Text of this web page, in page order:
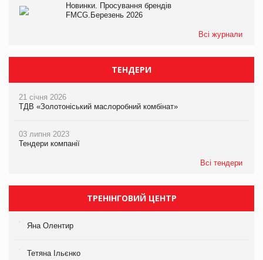
Новинки. Просування брендів
FMCG.Березень 2026
Всі журнали
ТЕНДЕРИ
21 січня 2026
ТДВ «Золотоніський маслоробний комбінат»
03 липня 2023
Тендери компанії
Всі тендери
ТРЕНІНГОВИЙ ЦЕНТР
Яна Олентир
Тетяна Ільєнко